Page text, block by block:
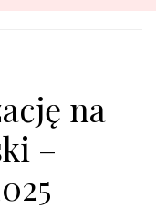
na
–